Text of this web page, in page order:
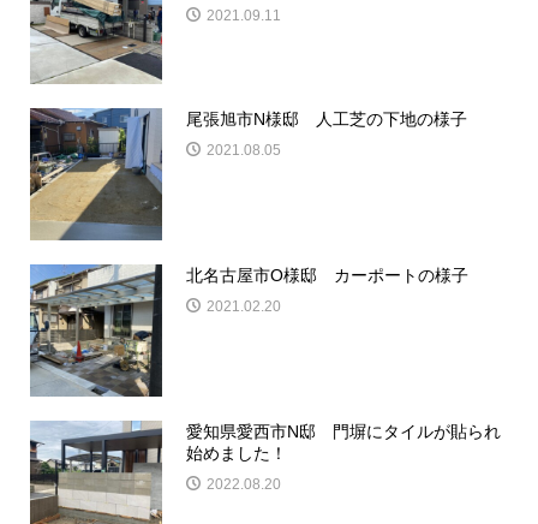
2021.09.11
尾張旭市N様邸 人工芝の下地の様子
2021.08.05
北名古屋市O様邸 カーポートの様子
2021.02.20
愛知県愛西市N邸 門塀にタイルが貼られ
始めました！
2022.08.20